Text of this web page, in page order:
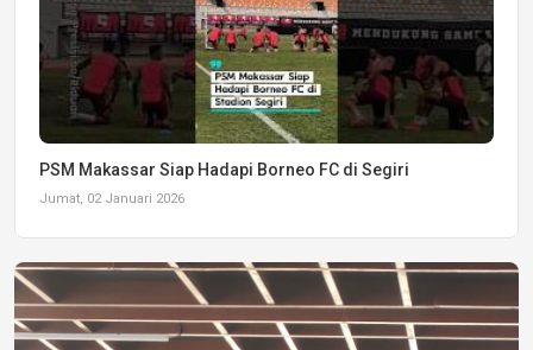
PSM Makassar Siap Hadapi Borneo FC di Segiri
Jumat, 02 Januari 2026